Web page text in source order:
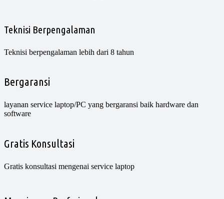
Teknisi Berpengalaman
Teknisi berpengalaman lebih dari 8 tahun
Bergaransi
layanan service laptop/PC yang bergaransi baik hardware dan
software
Gratis Konsultasi
Gratis konsultasi mengenai service laptop